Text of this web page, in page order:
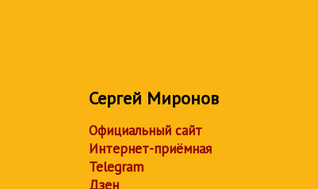
Сергей Миронов
Официальный сайт
Интернет-приёмная
Telegram
Дзен